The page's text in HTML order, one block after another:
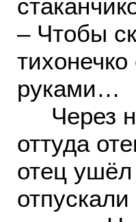
– Чтобы
руками…
Через
оттуда
отец